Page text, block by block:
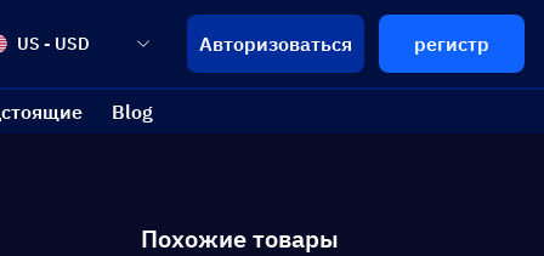
US - USD Авторизоваться регистр
Blog
Похожие товары